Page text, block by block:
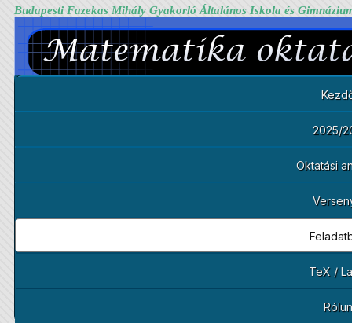
Budapesti Fazekas Mihály Gyakorló Általános Iskola és
2025/
Oktatási
TeX /